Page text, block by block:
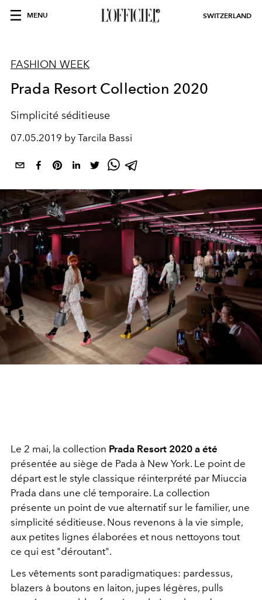
MENU SWITZERLAND
FASHION WEEK
Prada Resort Collection 2020
Simplicité séditieuse
07.05.2019 by Tarcila Bassi
Le 2 mai, la collection Prada Resort 2020 a été
présentée au siège de Pada à New York. Le point de
départ est le style classique réinterprété par Miuccia
Prada dans une clé temporaire. La collection
présente un point de vue alternatif sur le familier, une
simplicité séditieuse. Nous revenons à la vie simple,
aux petites lignes élaborées et nous nettoyons tout
ce qui est "déroutant".
Les vêtements sont paradigmatiques: pardessus,
blazers à boutons en laiton, jupes légères, pulls